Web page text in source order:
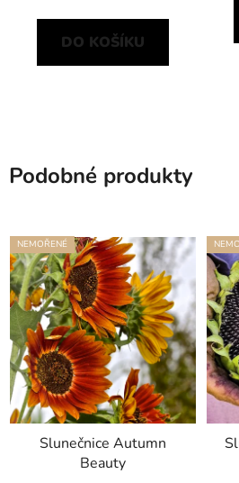
DO KOŠÍKU
Podobné produkty
NEMOŘENÉ
Slunečnice Autumn
Beauty